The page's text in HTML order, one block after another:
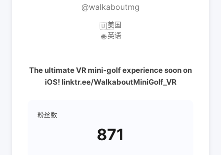
@walkaboutmg
🇺🇸美国
🌐 英语
The ultimate VR mini-golf experience soon on
iOS! linktr.ee/WalkaboutMiniGolf_VR
粉丝数
871